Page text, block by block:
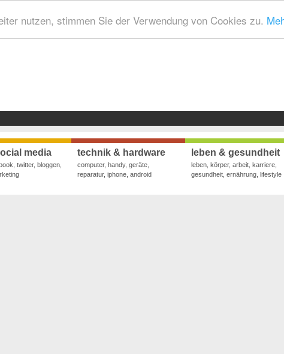
nutzen, stimmen Sie der Verwendung von Cookies zu.
media
twitter, bloggen,
technik & hardware
computer, handy, geräte,
reparatur, iphone, android
leben & gesundheit
leben, körper, arbeit, karriere,
gesundheit, ernährung, lifestyle